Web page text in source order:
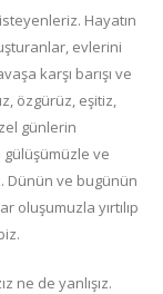
Hayatın
evlerini
karşı barışı ve
özgürüz, eşitiz,
günlerin
gülüşümüzle ve
Dünün ve bugünün
oluşumuzla yırtılıp
ne de yanlışız.